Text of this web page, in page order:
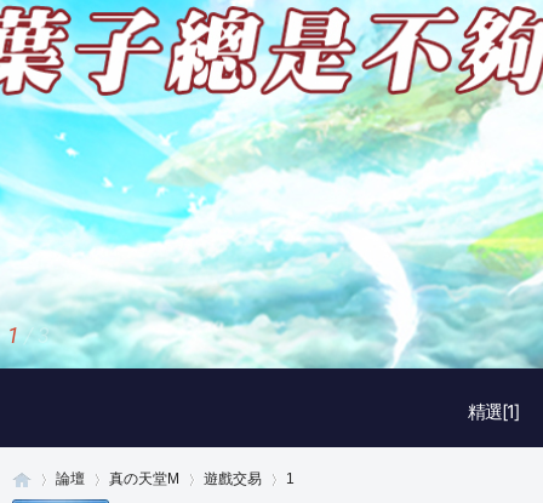
精選[1]
2 / 3
論壇 真の天堂M 遊戲交易 1